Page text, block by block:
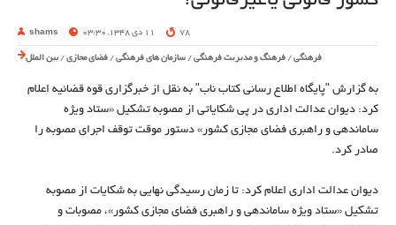
shams 11 دی 1348, 03:30 78
فرهنگی / فرهنگ و مدیریت فرهنگی / سازمان های فرهنگی / فضای مجازی /بین الملل
به گزارش "پایگاه اطلاع رسانی کتاب ناب" به نقل از خبرگزاری قوه قضائیه اعلام
کرد: دیوان عدالت اداری در پی شکایاتی از مصوبه تشکیل «ستاد ویژه
ساماندهی و راهبری فضای مجازی کشور» دستور موقت توقف اجرای مصوبه را
صادر کرد.
دیوان عدالت اداری اعلام کرد: تا زمان رسیدگی نهایی به شکایات از مصوبه
تشکیل «ستاد ویژه ساماندهی و راهبری فضای مجازی کشور»، مصوبات و